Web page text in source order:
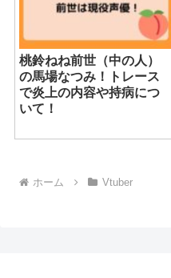
桃鈴ねね前世（中の人）
の馬場なつみ！トレース
で炎上の内容や持病につ
いて！
ホーム Vtuber